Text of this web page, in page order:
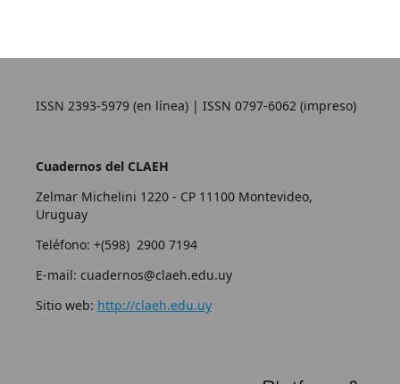
ISSN 2393-5979 (en línea) | ISSN 0797-6062 (impreso)
Cuadernos del CLAEH
Zelmar Michelini 1220 - CP 11100 Montevideo,
Uruguay
Teléfono: +(598) 2900 7194
E-mail: cuadernos@claeh.edu.uy
Sitio web: http://claeh.edu.uy